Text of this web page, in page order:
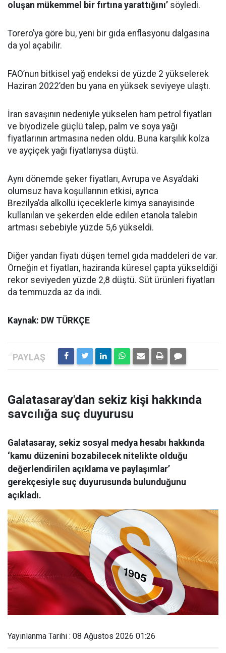
oluşan mükemmel bir fırtına yarattığını’ söyledi.
Torero’ya göre bu, yeni bir gıda enflasyonu dalgasına
da yol açabilir.
FAO’nun bitkisel yağ endeksi de yüzde 2 yükselerek
Haziran 2022’den bu yana en yüksek seviyeye ulaştı.
İran savaşının nedeniyle yükselen ham petrol fiyatları
ve biyodizele güçlü talep, palm ve soya yağı
fiyatlarının artmasına neden oldu. Buna karşılık kolza
ve ayçiçek yağı fiyatlarıysa düştü.
Aynı dönemde şeker fiyatları, Avrupa ve Asya’daki
olumsuz hava koşullarının etkisi, ayrıca
Brezilya’da alkollü içeceklerle kimya sanayisinde
kullanılan ve şekerden elde edilen etanola talebin
artması sebebiyle yüzde 5,6 yükseldi.
Diğer yandan fiyatı düşen temel gıda maddeleri de var.
Örneğin et fiyatları, haziranda küresel çapta yükseldiği
rekor seviyeden yüzde 2,8 düştü. Süt ürünleri fiyatları
da temmuzda az da indi.
Kaynak: DW TÜRKÇE
Galatasaray'dan sekiz kişi hakkında
savcılığa suç duyurusu
Galatasaray, sekiz sosyal medya hesabı hakkında
‘kamu düzenini bozabilecek nitelikte olduğu
değerlendirilen açıklama ve paylaşımlar’
gerekçesiyle suç duyurusunda bulunduğunu
açıkladı.
Yayınlanma Tarihi : 08 Ağustos 2026 01:26